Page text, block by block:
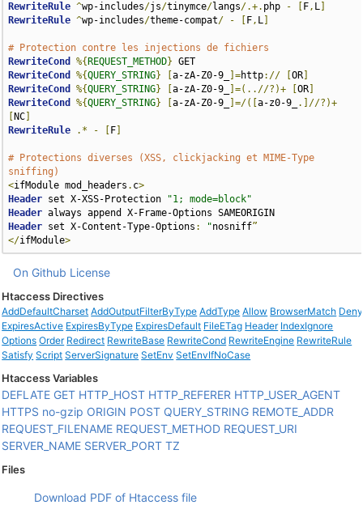
RewriteRule ^wp-includes/js/tinymce/langs/.+. php - F, L
RewriteRule ^wp-includes/theme-compat/ - F, L
# Protection contre les injections de fichiers
RewriteCond
%{ REQUEST_METHOD}
RewriteCond
%{QUERY_STRING} [a-zA-Z0-9_ ]=http:// [OR
RewriteCond
%{QUERY_STRING} [a-zA-Z0-9_ ]=(..//?)+ [OR
RewriteCond
%{QUERY_STRING} [a-zA-Z0-9_ ]=/([a-z0-9_
.]//?)+
NC
RewriteRule
.* - F
# Protections diverses (XSS, clickjacking et MIME-Type
sniffing)
<ifModule mod_headers . c>
Header set X-XSS-Protection
"1; mode=block"
Header
Header set X-Content-Type-Options : "nosniff”
</ifModule>
On Github License
Htaccess Directives
AddDefaultCharset AddOutputFilterByType AddType Allow BrowserMatch Deny
ExpiresActive ExpiresByType ExpiresDefault FileETag Header IndexIgnore
Options Order Redirect RewriteBase RewriteCond RewriteEngine RewriteRule
Satisfy Script ServerSignature SetEnv SetEnvIfNoCase
Htaccess Variables
DEFLATE GET HTTP_HOST HTTP_REFERER HTTP_USER_AGENT
HTTPS no-gzip ORIGIN POST QUERY_STRING REMOTE_ADDR
REQUEST_FILENAME REQUEST_METHOD REQUEST_URI
SERVER_NAME SERVER_PORT TZ
Files
Download PDF of Htaccess file